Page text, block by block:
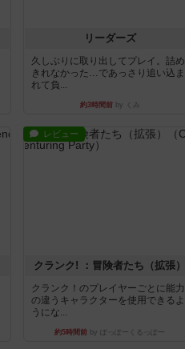
リーダーズ
久しぶりに取り出してプレイ。詰め
きれなかった…であっさり追い込ま
れて負...
約3時間前by くみ
レビュー
クランク! ：冒険者たち（拡張）
クランク！のプレイヤーごとに能力
の違うキャラクターを使用できるよ
うにな...
約5時間前 by ぽっぽーくるっぽー